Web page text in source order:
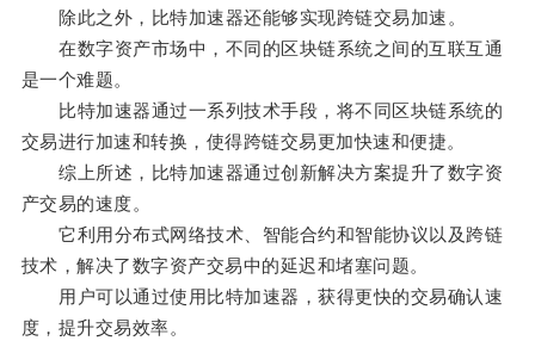
除此之外，比特加速器还能够实现跨链交易加速。
在数字资产市场中，不同的区块链系统之间的互联互通
是一个难题。
比特加速器通过一系列技术手段，将不同区块链系统的
交易进行加速和转换，使得跨链交易更加快速和便捷。
综上所述，比特加速器通过创新解决方案提升了数字资
产交易的速度。
它利用分布式网络技术、智能合约和智能协议以及跨链
技术，解决了数字资产交易中的延迟和堵塞问题。
用户可以通过使用比特加速器，获得更快的交易确认速
度，提升交易效率。